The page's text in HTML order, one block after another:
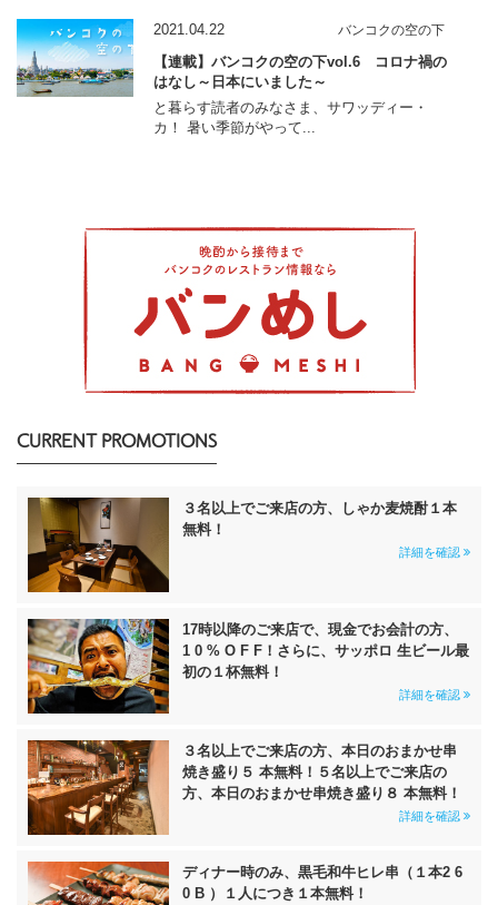
2021.04.22 バンコクの空の下
【連載】バンコクの空の下vol.6 コロナ禍の
はなし～日本にいました～
と暮らす読者のみなさま、サワッディー・
カ！ 暑い季節がやって...
CURRENT PROMOTIONS
３名以上でご来店の方、しゃか麦焼酎１本
無料！
詳細を確認
17時以降のご来店で、現金でお会計の方、
1 0 % O F F！さらに、サッポロ 生ビール最
初の１杯無料！
詳細を確認
３名以上でご来店の方、本日のおまかせ串
焼き盛り５ 本無料！５名以上でご来店の
方、本日のおまかせ串焼き盛り８ 本無料！
詳細を確認
ディナー時のみ、黒毛和牛ヒレ串（１本2 6
0 B ）１人につき１本無料！